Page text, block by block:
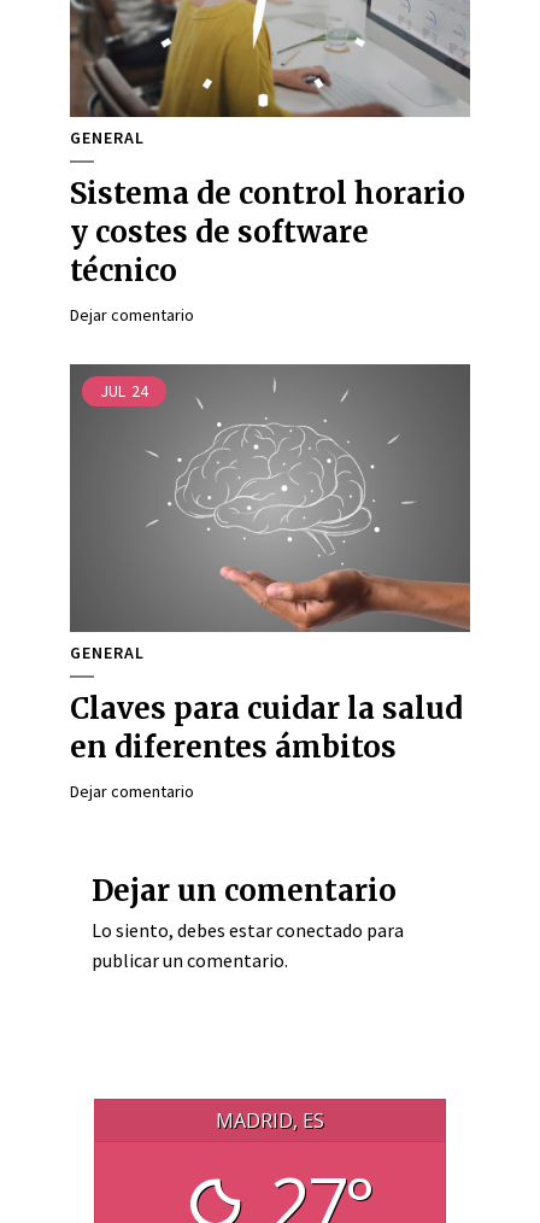
GENERAL
Sistema de control horario
y costes de software
técnico
Dejar comentario
JUL 24
GENERAL
Claves para cuidar la salud
en diferentes ámbitos
Dejar comentario
Dejar un comentario
Lo siento, debes estarconectado para
publicar un comentario.
MADRID, ES
27°